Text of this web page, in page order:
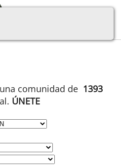
comunidad de 1393
ÚNETE